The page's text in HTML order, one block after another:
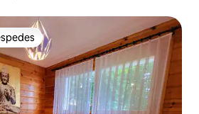
entre huéspedes